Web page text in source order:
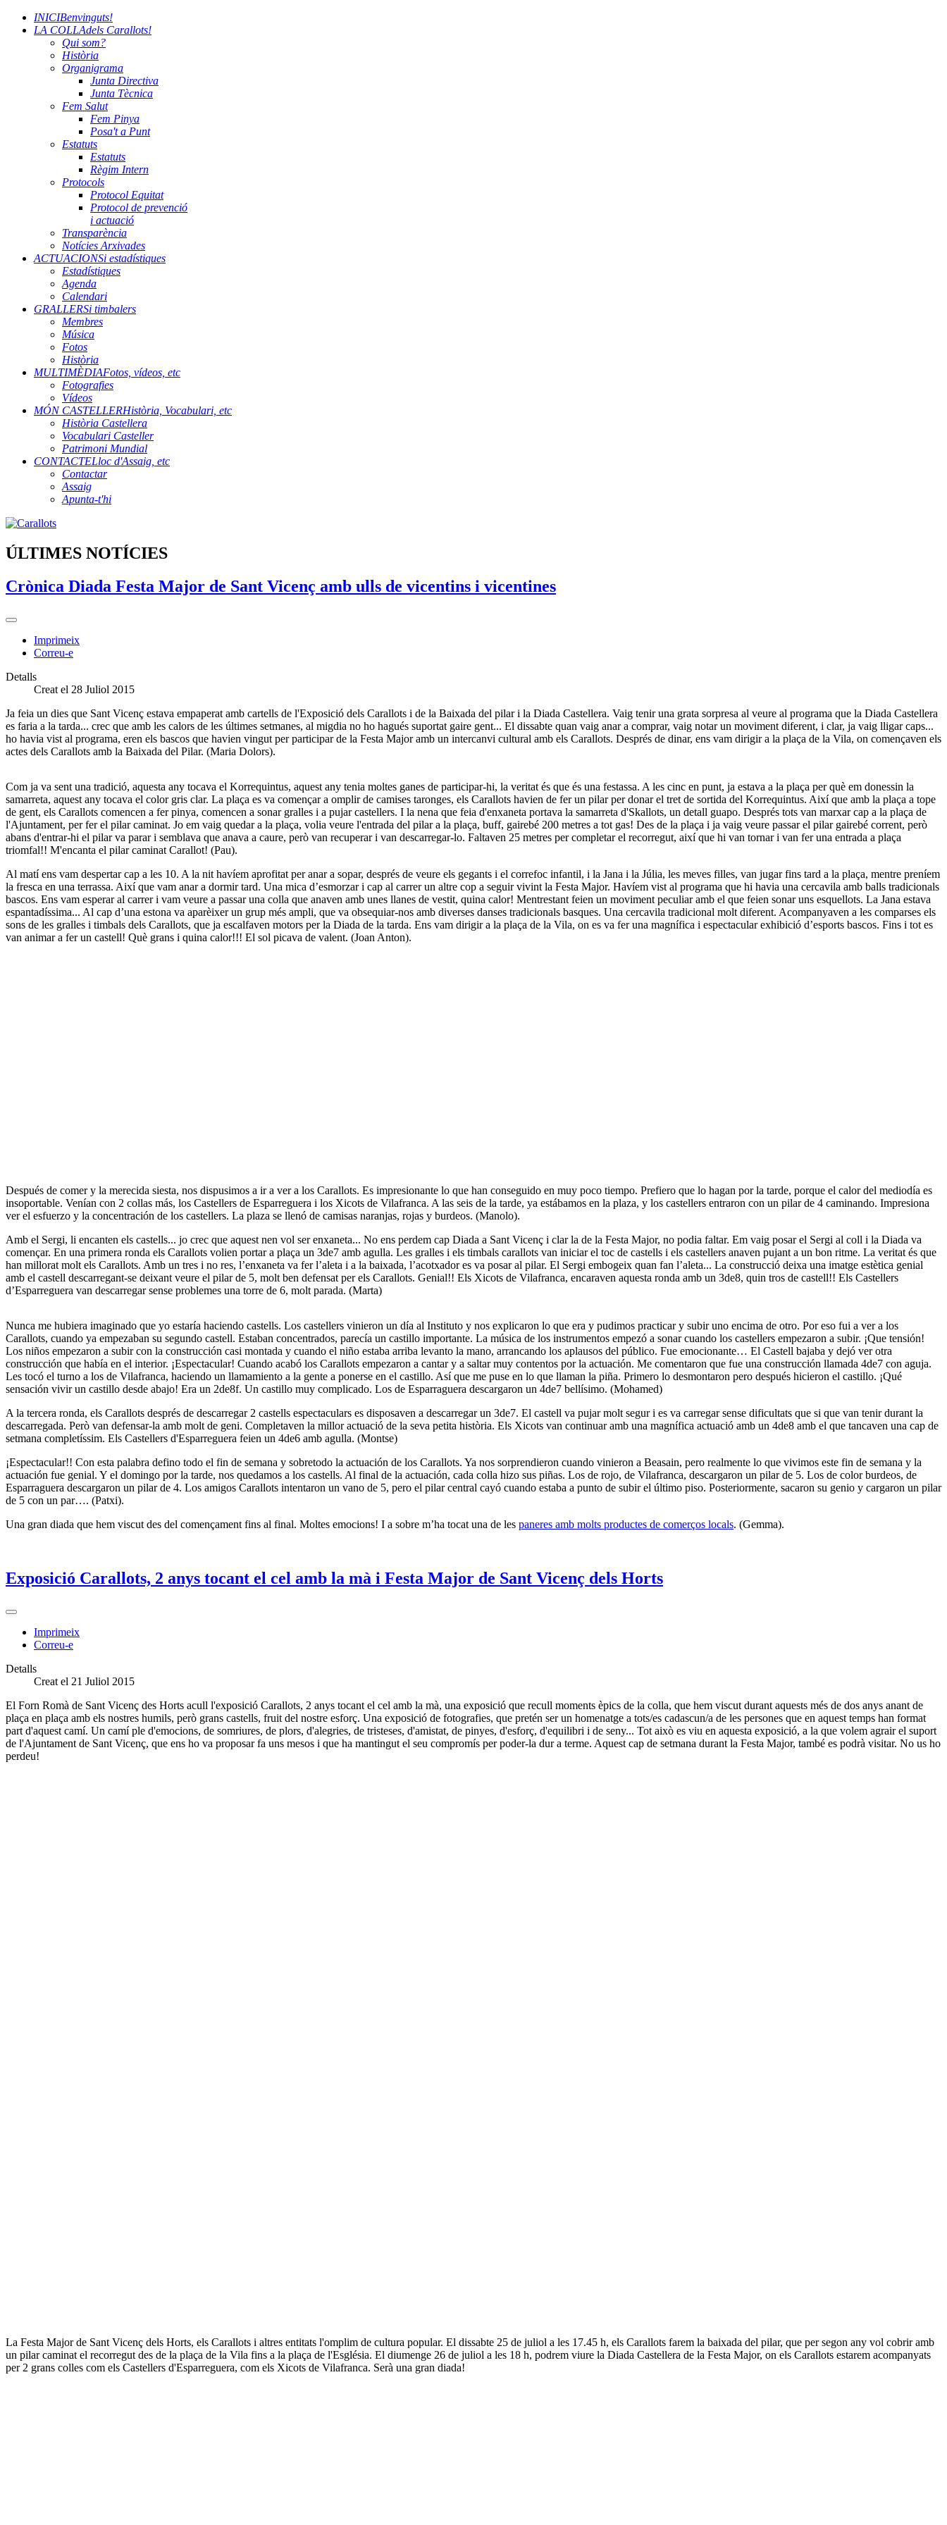
INICIBenvinguts!
LA COLLAdels Carallots!
Qui som?
Història
Organigrama
Junta Directiva
Junta Tècnica
Fem Salut
Fem Pinya
Posa't a Punt
Estatuts
Estatuts
Règim Intern
Protocols
Protocol Equitat
Protocol de prevenció
i actuació
Transparència
Notícies Arxivades
ACTUACIONSi estadístiques
Estadístiques
Agenda
Calendari
GRALLERSi timbalers
Membres
Música
Fotos
Història
MULTIMÈDIAFotos, vídeos, etc
Fotografies
Vídeos
MÓN CASTELLERHistòria, Vocabulari, etc
Història Castellera
Vocabulari Casteller
Patrimoni Mundial
CONTACTELloc d'Assaig, etc
Contactar
Assaig
Apunta-t'hi
ÚLTIMES NOTÍCIES
Crònica Diada Festa Major de Sant Vicenç amb ulls de vicentins i vicentines
Imprimeix
Correu-e
Detalls
Creat el 28 Juliol 2015
Ja feia un dies que Sant Vicenç estava empaperat amb cartells de l'Exposició dels Carallots i de la Baixada del pilar i la Diada Castellera. Vaig tenir una grata sorpresa al veure al programa que la Diada Castellera
es faria a la tarda... crec que amb les calors de les últimes setmanes, al migdia no ho hagués suportat gaire gent... El dissabte quan vaig anar a comprar, vaig notar un moviment diferent, i clar, ja vaig lligar caps...
ho havia vist al programa, eren els bascos que havien vingut per participar de la Festa Major amb un intercanvi cultural amb els Carallots. Després de dinar, ens vam dirigir a la plaça de la Vila, on començaven els
actes dels Carallots amb la Baixada del Pilar. (Maria Dolors).
Com ja va sent una tradició, aquesta any tocava el Korrequintus, aquest any tenia moltes ganes de participar-hi, la veritat és que és una festassa. A les cinc en punt, ja estava a la plaça per què em donessin la
samarreta, aquest any tocava el color gris clar. La plaça es va començar a omplir de camises taronges, els Carallots havien de fer un pilar per donar el tret de sortida del Korrequintus. Així que amb la plaça a tope
de gent, els Carallots comencen a fer pinya, comencen a sonar gralles i a pujar castellers. I la nena que feia d'enxaneta portava la samarreta d'Skallots, un detall guapo. Després tots van marxar cap a la plaça de
l'Ajuntament, per fer el pilar caminat. Jo em vaig quedar a la plaça, volia veure l'entrada del pilar a la plaça, buff, gairebé 200 metres a tot gas! Des de la plaça i ja vaig veure passar el pilar gairebé corrent, però
abans d'entrar-hi el pilar va parar i semblava que anava a caure, però van recuperar i van descarregar-lo. Faltaven 25 metres per completar el recorregut, així que hi van tornar i van fer una entrada a plaça
triomfal!! M'encanta el pilar caminat Carallot! (Pau).
Al matí ens vam despertar cap a les 10. A la nit havíem aprofitat per anar a sopar, després de veure els gegants i el correfoc infantil, i la Jana i la Júlia, les meves filles, van jugar fins tard a la plaça, mentre preníem
la fresca en una terrassa. Així que vam anar a dormir tard. Una mica d’esmorzar i cap al carrer un altre cop a seguir vivint la Festa Major. Havíem vist al programa que hi havia una cercavila amb balls tradicionals
bascos. Ens vam esperar al carrer i vam veure a passar una colla que anaven amb unes llanes de vestit, quina calor! Mentrestant feien un moviment peculiar amb el que feien sonar uns esquellots. La Jana estava
espantadíssima... Al cap d’una estona va aparèixer un grup més ampli, que va obsequiar-nos amb diverses danses tradicionals basques. Una cercavila tradicional molt diferent. Acompanyaven a les comparses els
sons de les gralles i timbals dels Carallots, que ja escalfaven motors per la Diada de la tarda. Ens vam dirigir a la plaça de la Vila, on es va fer una magnífica i espectacular exhibició d’esports bascos. Fins i tot es
van animar a fer un castell! Què grans i quina calor!!! El sol picava de valent. (Joan Anton).
Después de comer y la merecida siesta, nos dispusimos a ir a ver a los Carallots. Es impresionante lo que han conseguido en muy poco tiempo. Prefiero que lo hagan por la tarde, porque el calor del mediodía es
insoportable. Venían con 2 collas más, los Castellers de Esparreguera i los Xicots de Vilafranca. A las seis de la tarde, ya estábamos en la plaza, y los castellers entraron con un pilar de 4 caminando. Impresiona
ver el esfuerzo y la concentración de los castellers. La plaza se llenó de camisas naranjas, rojas y burdeos. (Manolo).
Amb el Sergi, li encanten els castells... jo crec que aquest nen vol ser enxaneta... No ens perdem cap Diada a Sant Vicenç i clar la de la Festa Major, no podia faltar. Em vaig posar el Sergi al coll i la Diada va
començar. En una primera ronda els Carallots volien portar a plaça un 3de7 amb agulla. Les gralles i els timbals carallots van iniciar el toc de castells i els castellers anaven pujant a un bon ritme. La veritat és que
han millorat molt els Carallots. Amb un tres i no res, l’enxaneta va fer l’aleta i a la baixada, l’acotxador es va posar al pilar. El Sergi embogeix quan fan l’aleta... La construcció deixa una imatge estètica genial
amb el castell descarregant-se deixant veure el pilar de 5, molt ben defensat per els Carallots. Genial!! Els Xicots de Vilafranca, encaraven aquesta ronda amb un 3de8, quin tros de castell!! Els Castellers
d’Esparreguera van descarregar sense problemes una torre de 6, molt parada. (Marta)
Nunca me hubiera imaginado que yo estaría haciendo castells. Los castellers vinieron un día al Instituto y nos explicaron lo que era y pudimos practicar y subir uno encima de otro. Por eso fui a ver a los
Carallots, cuando ya empezaban su segundo castell. Estaban concentrados, parecía un castillo importante. La música de los instrumentos empezó a sonar cuando los castellers empezaron a subir. ¡Que tensión!
Los niños empezaron a subir con la construcción casi montada y cuando el niño estaba arriba levanto la mano, arrancando los aplausos del público. Fue emocionante… El Castell bajaba y dejó ver otra
construcción que había en el interior. ¡Espectacular! Cuando acabó los Carallots empezaron a cantar y a saltar muy contentos por la actuación. Me comentaron que fue una construcción llamada 4de7 con aguja.
Les tocó el turno a los de Vilafranca, haciendo un llamamiento a la gente a ponerse en el castillo. Así que me puse en lo que llaman la piña. Primero lo desmontaron pero después hicieron el castillo. ¡Qué
sensación vivir un castillo desde abajo! Era un 2de8f. Un castillo muy complicado. Los de Esparraguera descargaron un 4de7 bellísimo. (Mohamed)
A la tercera ronda, els Carallots després de descarregar 2 castells espectaculars es disposaven a descarregar un 3de7. El castell va pujar molt segur i es va carregar sense dificultats que si que van tenir durant la
descarregada. Però van defensar-la amb molt de geni. Completaven la millor actuació de la seva petita història. Els Xicots van continuar amb una magnífica actuació amb un 4de8 amb el que tancaven una cap de
setmana completíssim. Els Castellers d'Esparreguera feien un 4de6 amb agulla. (Montse)
¡Espectacular!! Con esta palabra defino todo el fin de semana y sobretodo la actuación de los Carallots. Ya nos sorprendieron cuando vinieron a Beasain, pero realmente lo que vivimos este fin de semana y la
actuación fue genial. Y el domingo por la tarde, nos quedamos a los castells. Al final de la actuación, cada colla hizo sus piñas. Los de rojo, de Vilafranca, descargaron un pilar de 5. Los de color burdeos, de
Esparraguera descargaron un pilar de 4. Los amigos Carallots intentaron un vano de 5, pero el pilar central cayó cuando estaba a punto de subir el último piso. Posteriormente, sacaron su genio y cargaron un pilar
de 5 con un par…. (Patxi).
Una gran diada que hem viscut des del començament fins al final. Moltes emocions! I a sobre m’ha tocat una de les paneres amb molts productes de comerços locals. (Gemma).
Exposició Carallots, 2 anys tocant el cel amb la mà i Festa Major de Sant Vicenç dels Horts
Imprimeix
Correu-e
Detalls
Creat el 21 Juliol 2015
El Forn Romà de Sant Vicenç des Horts acull l'exposició Carallots, 2 anys tocant el cel amb la mà, una exposició que recull moments èpics de la colla, que hem viscut durant aquests més de dos anys anant de
plaça en plaça amb els nostres humils, però grans castells, fruit del nostre esforç. Una exposició de fotografies, que pretén ser un homenatge a tots/es cadascun/a de les persones que en aquest temps han format
part d'aquest camí. Un camí ple d'emocions, de somriures, de plors, d'alegries, de tristeses, d'amistat, de pinyes, d'esforç, d'equilibri i de seny... Tot això es viu en aquesta exposició, a la que volem agrair el suport
de l'Ajuntament de Sant Vicenç, que ens ho va proposar fa uns mesos i que ha mantingut el seu compromís per poder-la dur a terme. Aquest cap de setmana durant la Festa Major, també es podrà visitar. No us ho
perdeu!
La Festa Major de Sant Vicenç dels Horts, els Carallots i altres entitats l'omplim de cultura popular. El dissabte 25 de juliol a les 17.45 h, els Carallots farem la baixada del pilar, que per segon any vol cobrir amb
un pilar caminat el recorregut des de la plaça de la Vila fins a la plaça de l'Església. El diumenge 26 de juliol a les 18 h, podrem viure la Diada Castellera de la Festa Major, on els Carallots estarem acompanyats
per 2 grans colles com els Castellers d'Esparreguera, com els Xicots de Vilafranca. Serà una gran diada!